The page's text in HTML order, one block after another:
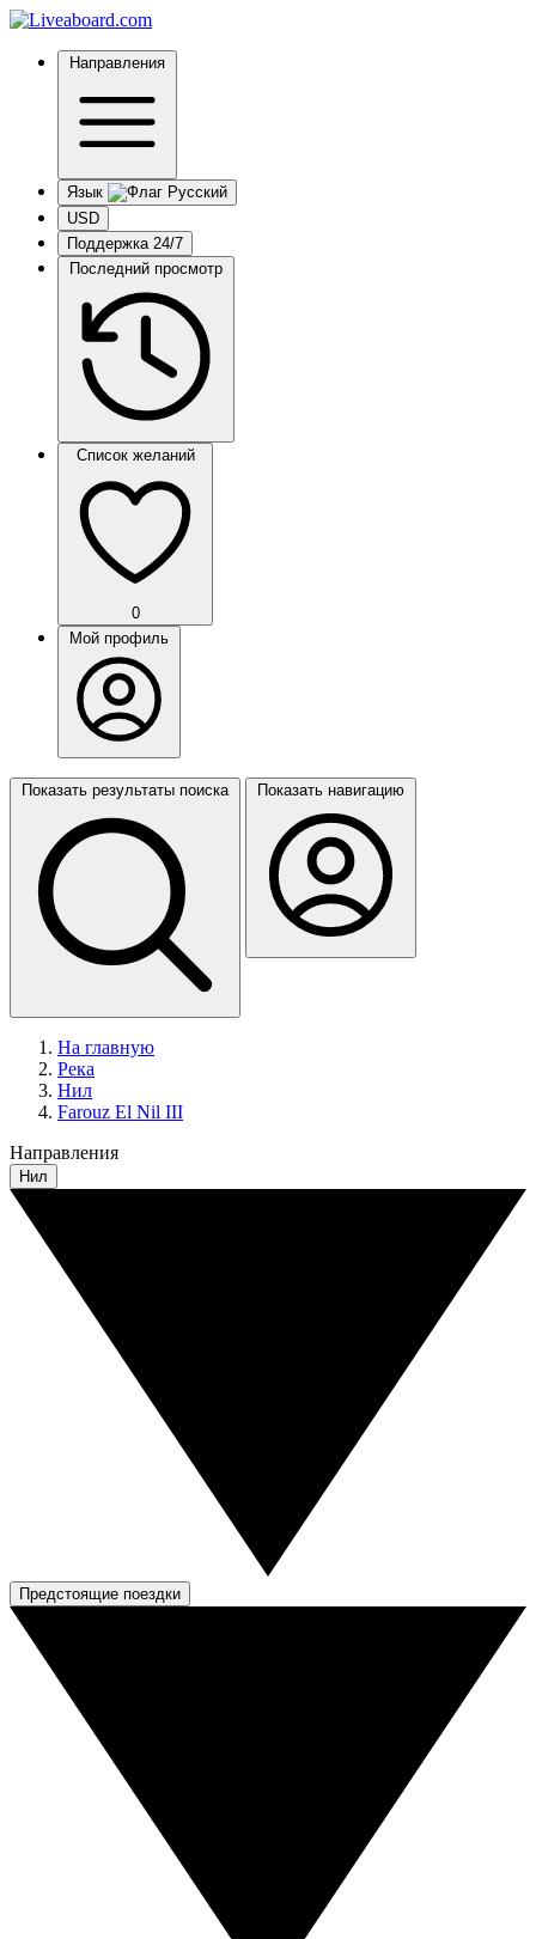
Направления
Язык
USD
Поддержка 24/7
Последний просмотр
Список желаний
0
Мой профиль
Показать результаты поиска Показать навигацию
На главную
Река
Нил
Farouz El Nil III
Направления
Нил
Предстоящие поездки